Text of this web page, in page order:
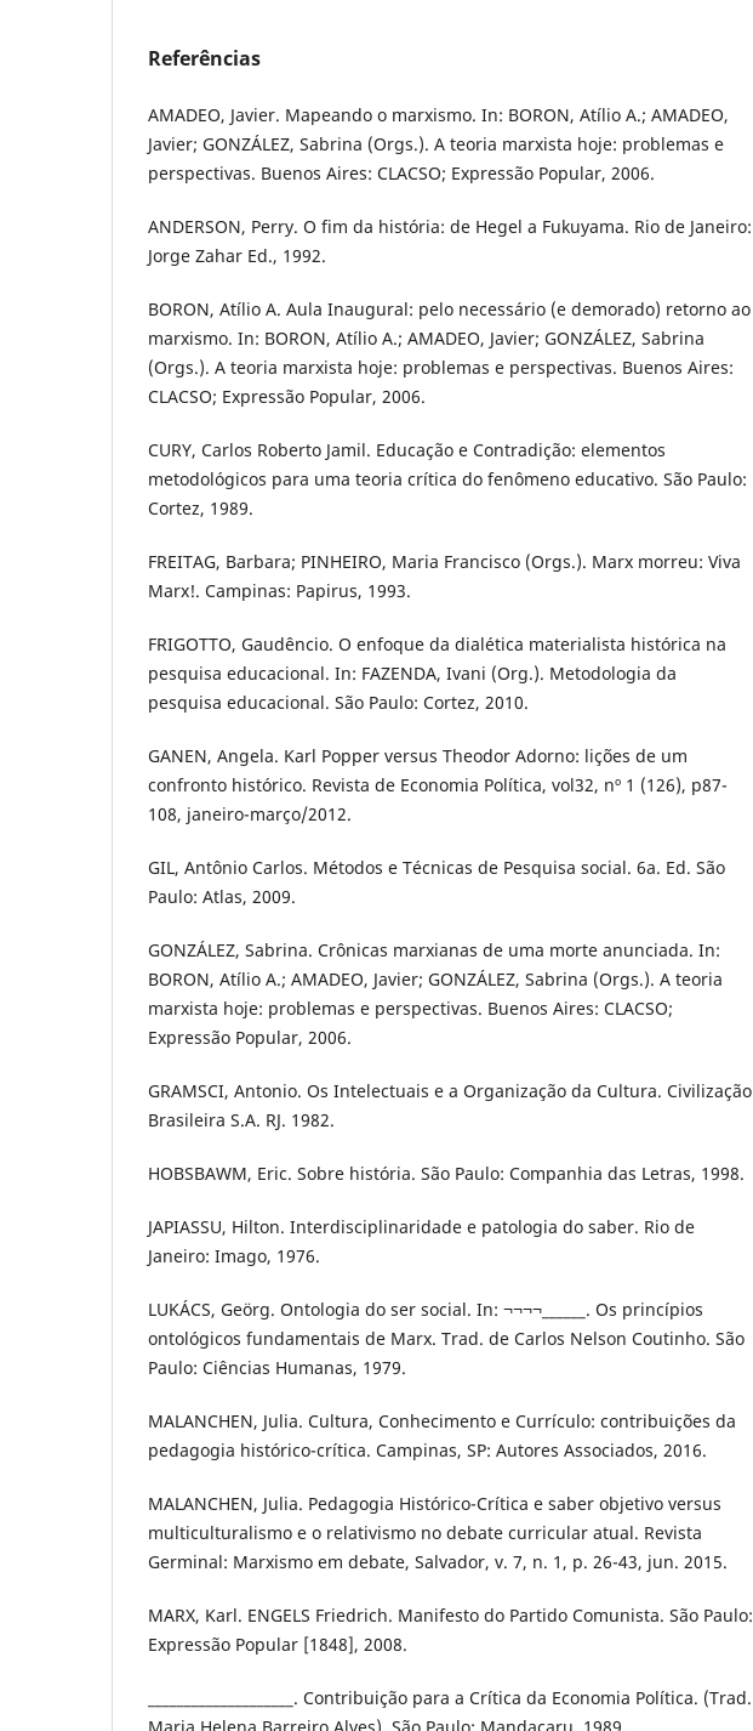
Referências
AMADEO, Javier. Mapeando o marxismo. In: BORON, Atílio A.; AMADEO,
Javier; GONZÁLEZ, Sabrina (Orgs.). A teoria marxista hoje: problemas e
perspectivas. Buenos Aires: CLACSO; Expressão Popular, 2006.
ANDERSON, Perry. O fim da história: de Hegel a Fukuyama. Rio de Janeiro:
Jorge Zahar Ed., 1992.
BORON, Atílio A. Aula Inaugural: pelo necessário (e demorado) retorno ao
marxismo. In: BORON, Atílio A.; AMADEO, Javier; GONZÁLEZ, Sabrina
(Orgs.). A teoria marxista hoje: problemas e perspectivas. Buenos Aires:
CLACSO; Expressão Popular, 2006.
CURY, Carlos Roberto Jamil. Educação e Contradição: elementos
metodológicos para uma teoria crítica do fenômeno educativo. São Paulo:
Cortez, 1989.
FREITAG, Barbara; PINHEIRO, Maria Francisco (Orgs.). Marx morreu: Viva
Marx!. Campinas: Papirus, 1993.
FRIGOTTO, Gaudêncio. O enfoque da dialética materialista histórica na
pesquisa educacional. In: FAZENDA, Ivani (Org.). Metodologia da
pesquisa educacional. São Paulo: Cortez, 2010.
GANEN, Angela. Karl Popper versus Theodor Adorno: lições de um
confronto histórico. Revista de Economia Política, vol32, nº 1 (126), p87-
108, janeiro-março/2012.
GIL, Antônio Carlos. Métodos e Técnicas de Pesquisa social. 6a. Ed. São
Paulo: Atlas, 2009.
GONZÁLEZ, Sabrina. Crônicas marxianas de uma morte anunciada. In:
BORON, Atílio A.; AMADEO, Javier; GONZÁLEZ, Sabrina (Orgs.). A teoria
marxista hoje: problemas e perspectivas. Buenos Aires: CLACSO;
Expressão Popular, 2006.
GRAMSCI, Antonio. Os Intelectuais e a Organização da Cultura. Civilização
Brasileira S.A. RJ. 1982.
HOBSBAWM, Eric. Sobre história. São Paulo: Companhia das Letras, 1998.
JAPIASSU, Hilton. Interdisciplinaridade e patologia do saber. Rio de
Janeiro: Imago, 1976.
LUKÁCS, Geörg. Ontologia do ser social. In: ¬¬¬¬______. Os princípios
ontológicos fundamentais de Marx. Trad. de Carlos Nelson Coutinho. São
Paulo: Ciências Humanas, 1979.
MALANCHEN, Julia. Cultura, Conhecimento e Currículo: contribuições da
pedagogia histórico-crítica. Campinas, SP: Autores Associados, 2016.
MALANCHEN, Julia. Pedagogia Histórico-Crítica e saber objetivo versus
multiculturalismo e o relativismo no debate curricular atual. Revista
Germinal: Marxismo em debate, Salvador, v. 7, n. 1, p. 26-43, jun. 2015.
MARX, Karl. ENGELS Friedrich. Manifesto do Partido Comunista. São Paulo:
Expressão Popular [1848], 2008.
____________________. Contribuição para a Crítica da Economia Política. (Trad.